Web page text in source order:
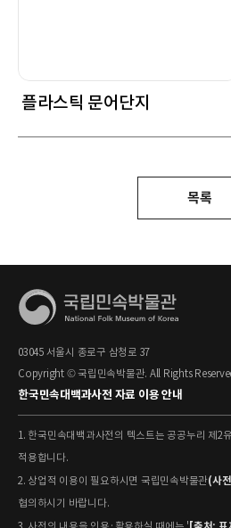
플라스틱 문어단지
목록
03045 서울시 종로구 삼청로 37
Copyright © 국립민속박물관. All Rights
한국민속대백과사전 자료 이용 안내
1. 한국민속대백과사전의 텍스트는 공공누리 제2
적용합니다.
2. 상업적 이용이 필요하시면 국립민속박물관(사
협의하시기 바랍니다.